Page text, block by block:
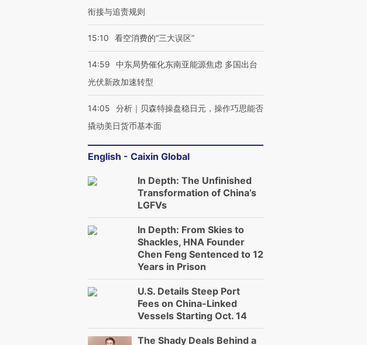
衔接与追责规则
15:10 看空消费的“三大误区”
14:59
中东局势催化东南亚能源焦虑 多国出台
光伏新政加速转型
14:05
分析｜贝森特操盘稳日元，操作巧思能否
撬动美日货币基本面
English - Caixin Global
In Depth: The Unfinished
Transformation of China’s
LGFVs
In Depth: From Skies to
Shackles, HNA Founder
Chen Feng Sentenced to 12
Years in Prison
U.S. Details Steep Port
Fees on China-Linked
Vessels Starting Oct. 14
The Shady Deals Behind a